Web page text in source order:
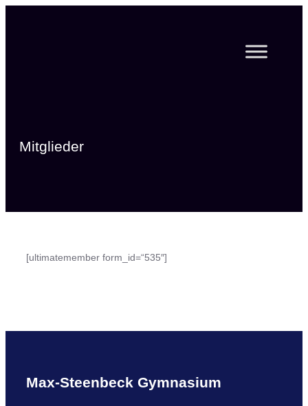
Mitglieder
[ultimatemember form_id=“535″]
Max-Steenbeck Gymnasium